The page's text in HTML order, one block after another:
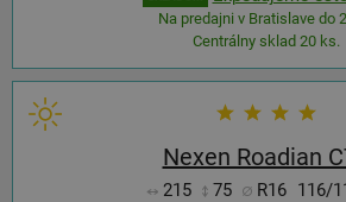
Na predajni v Bratislave do
Centrálny sklad 20 ks.
Nexen Roadian
215 75 R16 116/